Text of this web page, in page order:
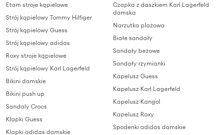
Etam stroje kąpielowe
Strój kąpielowy Tommy Hilfiger
Strój kąpielowy Guess
Strój kąpielowy adidas
Roxy stroje kąpielowe
Strój kąpielowy Karl Lagerfeld
Bikini damskie
Bikini push up
Sandaly Crocs
Klapki Guess
Klapki adidas damskie
Czapka z daszkiem Karl Lagerfeld
damska
Narzutka plażowa
Białe sandały
Sandały beżowe
Sandały rzymianki
Kapelusz Guess
Kapelusz Karl Lagerfeld
Kapelusz Kangol
Kapelusz Roxy
Spodenki adidas damskie